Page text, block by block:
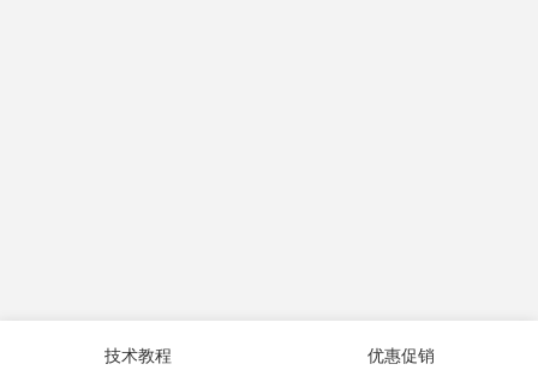
技术教程 优惠促销